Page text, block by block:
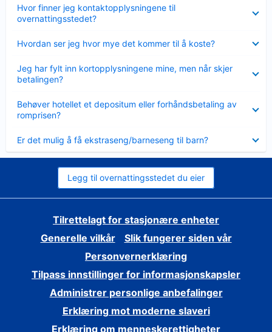
Hvor finner jeg kontaktopplysningene til
overnattingsstedet?
mindre
Hvordan ser jeg hvor mye det kommer til å koste?
mindre
Jeg har fylt inn kortopplysningene mine, men når skjer
betalingen?
mindre
Behøver hotellet et depositum eller forhåndsbetaling av
romprisen?
mindre
Er det mulig å få ekstraseng/barneseng til barn?
mindre
Legg til overnattingsstedet du eier
Tilrettelagt for stasjonære enheter
Generelle vilkår
Slik fungerer siden vår
Personvernerklæring
Tilpass innstillinger for informasjonskapsler
Administrer personlige anbefalinger
Erklæring mot moderne slaveri
Erklæring om menneskerettigheter